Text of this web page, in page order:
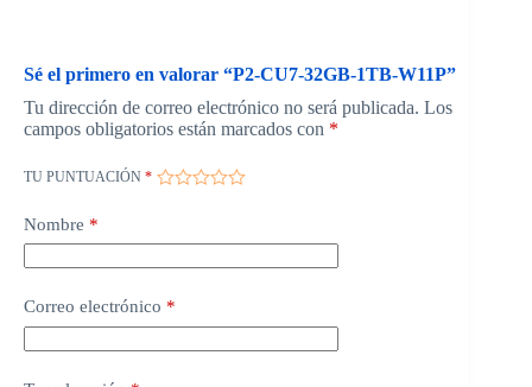
Sé el primero en valorar “P2-CU7-32GB-1TB-W11P”
Tu dirección de correo electrónico no será publicada. Los
campos obligatorios están marcados con *
TU PUNTUACIÓN *
Nombre *
Correo electrónico *